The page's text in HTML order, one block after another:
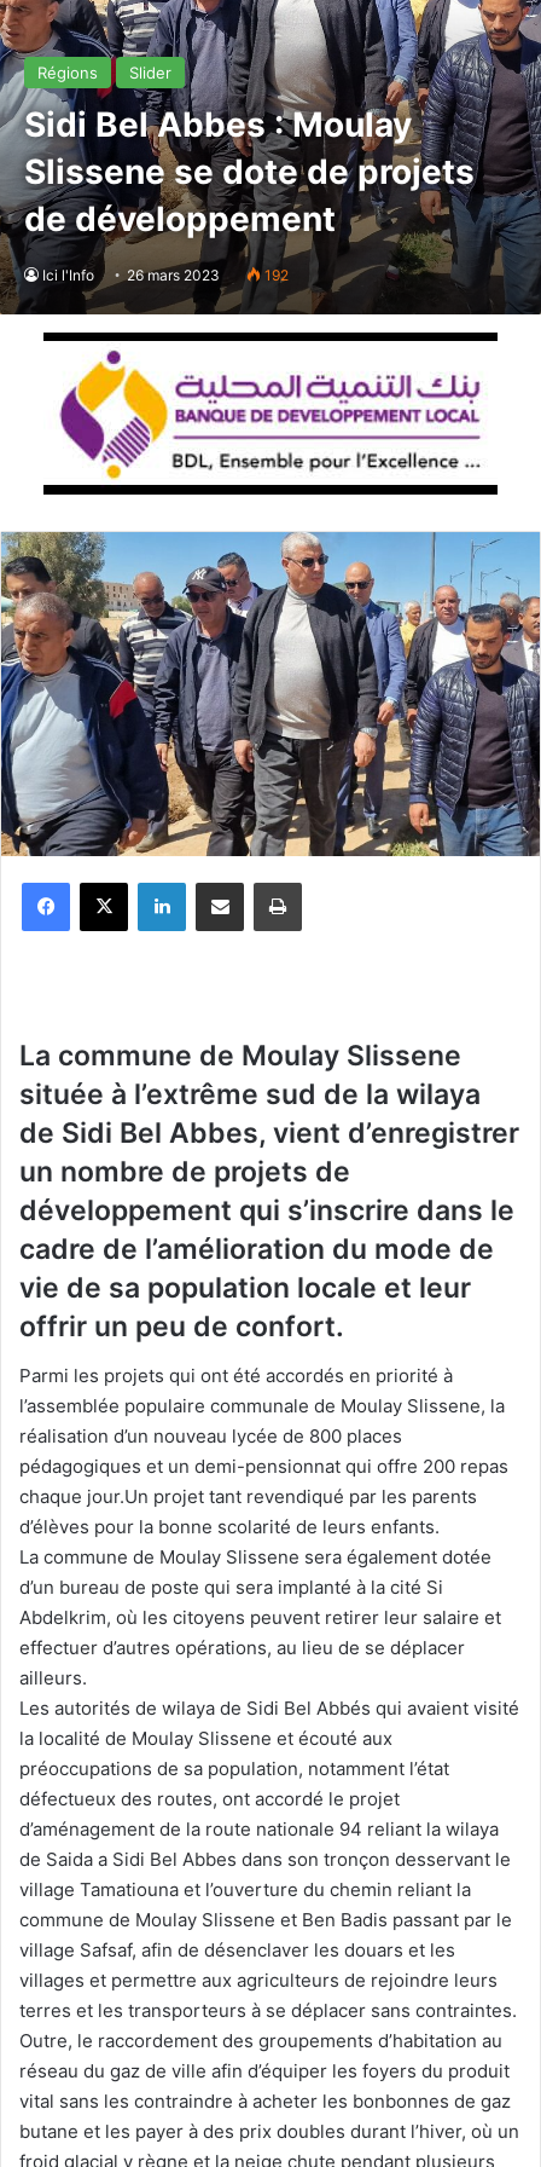
Régions Slider
Sidi Bel Abbes : Moulay
Slissene se dote de projets
de développement
Ici l'Info 26 mars 2023 192
La commune de Moulay Slissene
située à l’extrême sud de la wilaya
de Sidi Bel Abbes, vient d’enregistrer
un nombre de projets de
développement qui s’inscrire dans le
cadre de l’amélioration du mode de
vie de sa population locale et leur
offrir un peu de confort.
Parmi les projets qui ont été accordés en priorité à
l’assemblée populaire communale de Moulay Slissene, la
réalisation d’un nouveau lycée de 800 places
pédagogiques et un demi-pensionnat qui offre 200 repas
chaque jour.Un projet tant revendiqué par les parents
d’élèves pour la bonne scolarité de leurs enfants.
La commune de Moulay Slissene sera également dotée
d’un bureau de poste qui sera implanté à la cité Si
Abdelkrim, où les citoyens peuvent retirer leur salaire et
effectuer d’autres opérations, au lieu de se déplacer
ailleurs.
Les autorités de wilaya de Sidi Bel Abbés qui avaient visité
la localité de Moulay Slissene et écouté aux
préoccupations de sa population, notamment l’état
défectueux des routes, ont accordé le projet
d’aménagement de la route nationale 94 reliant la wilaya
de Saida a Sidi Bel Abbes dans son tronçon desservant le
village Tamatiouna et l’ouverture du chemin reliant la
commune de Moulay Slissene et Ben Badis passant par le
village Safsaf, afin de désenclaver les douars et les
villages et permettre aux agriculteurs de rejoindre leurs
terres et les transporteurs à se déplacer sans contraintes.
Outre, le raccordement des groupements d’habitation au
réseau du gaz de ville afin d’équiper les foyers du produit
vital sans les contraindre à acheter les bonbonnes de gaz
butane et les payer à des prix doubles durant l’hiver, où un
froid glacial y règne et la neige chute pendant plusieurs